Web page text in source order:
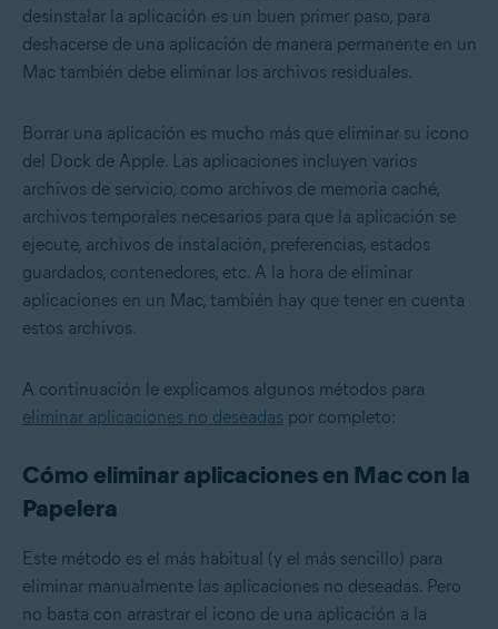
desinstalar la aplicación es un buen primer paso, para
deshacerse de una aplicación de manera permanente en un
Mac también debe eliminar los archivos residuales.
Borrar una aplicación es mucho más que eliminar su icono
del Dock de Apple. Las aplicaciones incluyen varios
archivos de servicio, como archivos de memoria caché,
archivos temporales necesarios para que la aplicación se
ejecute, archivos de instalación, preferencias, estados
guardados, contenedores, etc. A la hora de eliminar
aplicaciones en un Mac, también hay que tener en cuenta
estos archivos.
A continuación le explicamos algunos métodos para
eliminar aplicaciones no deseadas por completo:
Cómo eliminar aplicaciones en Mac con la
Papelera
Este método es el más habitual (y el más sencillo) para
eliminar manualmente las aplicaciones no deseadas. Pero
no basta con arrastrar el icono de una aplicación a la